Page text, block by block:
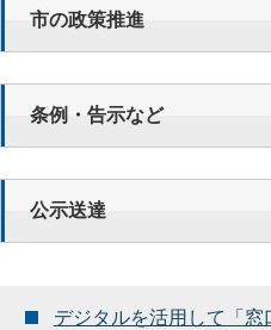
7月 27日
市・四日市市の高校生によ
（一部変更）
令和08年07月27日 記者発
市の政策推進
条例・告示など
公示送達
デジタルを活用して「窓